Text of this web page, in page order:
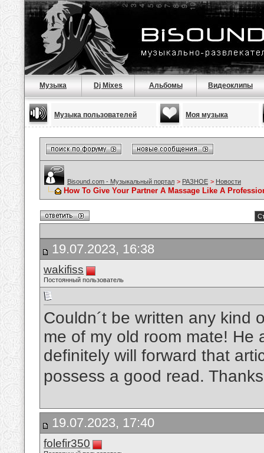
Музыка Dj Mixes Альбомы Видеоклипы
Музыка пользователей Моя музыка
Bisound.com - Музыкальный портал > РАЗНОЕ > Новости
How To Give Your Partner A Massage Like A
19.07.2023, 16:38
wakifiss
Постоянный пользователь
Couldn´t be written any kind
me of my old room mate! He
definitely will forward that
possess a good read.
19.07.2023, 17:40
folefir350